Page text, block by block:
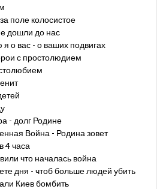
поле колосистое
дошли до нас
о вас - о ваших подвигах
с простолюдием
- долг Родине
Война - Родина зовет
4 часа
что началась война
дня - чтоб больше людей убить
Киев бомбить